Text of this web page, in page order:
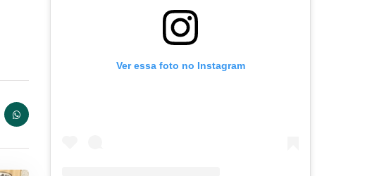
Ver essa foto no Instagram